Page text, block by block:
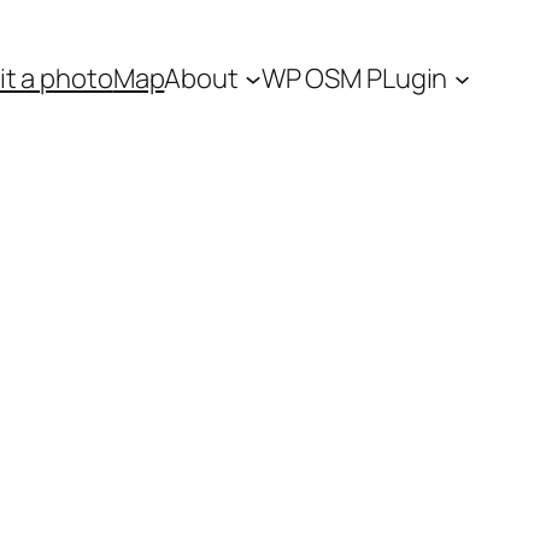
a photoMapAbout WP OSM PLugin